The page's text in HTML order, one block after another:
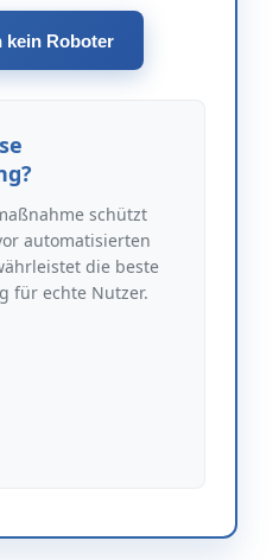
kein Roboter
schützt
automatisierten
die beste
für echte Nutzer.